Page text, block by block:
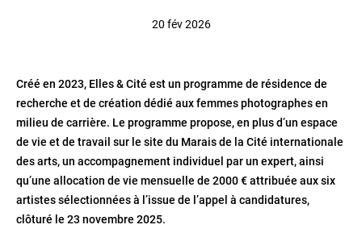
20 fév 2026
Créé en 2023, Elles & Cité est un programme de résidence de
recherche et de création dédié aux femmes photographes en
milieu de carrière. Le programme propose, en plus d’un espace
de vie et de travail sur le site du Marais de la Cité internationale
des arts, un accompagnement individuel par un expert, ainsi
qu’une allocation de vie mensuelle de 2000 € attribuée aux six
artistes sélectionnées à l’issue de l’appel à candidatures,
clôturé le 23 novembre 2025.